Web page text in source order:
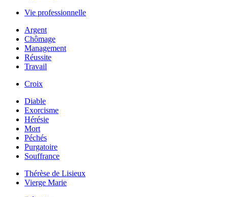
Vie professionnelle
Argent
Chômage
Management
Réussite
Travail
Croix
Diable
Exorcisme
Hérésie
Mort
Péchés
Purgatoire
Souffrance
Thérèse de Lisieux
Vierge Marie